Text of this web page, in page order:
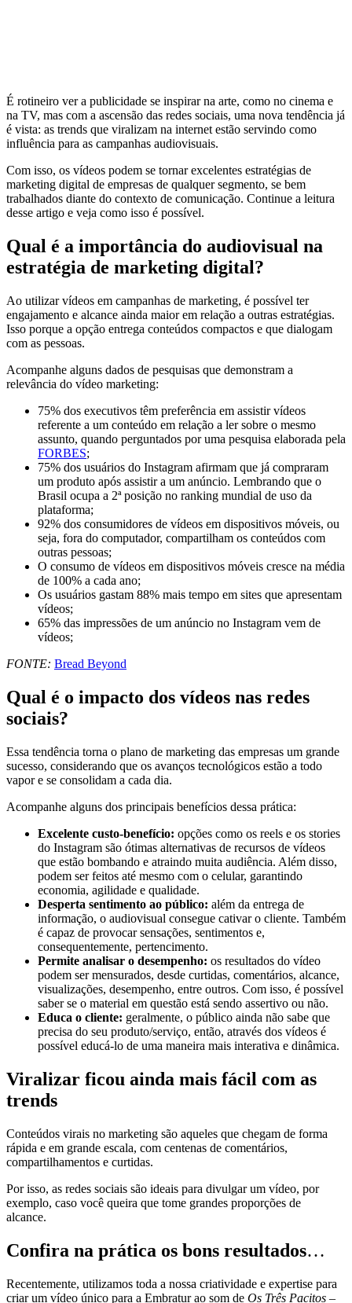
É rotineiro ver a publicidade se inspirar na arte, como no cinema e
na TV, mas com a ascensão das redes sociais, uma nova tendência já
é vista: as trends que viralizam na internet estão servindo como
influência para as campanhas audiovisuais.
Com isso, os vídeos podem se tornar excelentes estratégias de
marketing digital de empresas de qualquer segmento, se bem
trabalhados diante do contexto de comunicação. Continue a leitura
desse artigo e veja como isso é possível.
Qual é a importância do audiovisual na
estratégia de marketing digital?
Ao utilizar vídeos em campanhas de marketing, é possível ter
engajamento e alcance ainda maior em relação a outras estratégias.
Isso porque a opção entrega conteúdos compactos e que dialogam
com as pessoas.
Acompanhe alguns dados de pesquisas que demonstram a
relevância do vídeo marketing:
75% dos executivos têm preferência em assistir vídeos
referente a um conteúdo em relação a ler sobre o mesmo
assunto, quando perguntados por uma pesquisa elaborada pela
FORBES;
75% dos usuários do Instagram afirmam que já compraram
um produto após assistir a um anúncio. Lembrando que o
Brasil ocupa a 2ª posição no ranking mundial de uso da
plataforma;
92% dos consumidores de vídeos em dispositivos móveis, ou
seja, fora do computador, compartilham os conteúdos com
outras pessoas;
O consumo de vídeos em dispositivos móveis cresce na média
de 100% a cada ano;
Os usuários gastam 88% mais tempo em sites que apresentam
vídeos;
65% das impressões de um anúncio no Instagram vem de
vídeos;
FONTE: Bread Beyond
Qual é o impacto dos vídeos nas redes
sociais?
Essa tendência torna o plano de marketing das empresas um grande
sucesso, considerando que os avanços tecnológicos estão a todo
vapor e se consolidam a cada dia.
Acompanhe alguns dos principais benefícios dessa prática:
Excelente custo-benefício: opções como os reels e os stories
do Instagram são ótimas alternativas de recursos de vídeos
que estão bombando e atraindo muita audiência. Além disso,
podem ser feitos até mesmo com o celular, garantindo
economia, agilidade e qualidade.
Desperta sentimento ao público: além da entrega de
informação, o audiovisual consegue cativar o cliente. Também
é capaz de provocar sensações, sentimentos e,
consequentemente, pertencimento.
Permite analisar o desempenho: os resultados do vídeo
podem ser mensurados, desde curtidas, comentários, alcance,
visualizações, desempenho, entre outros. Com isso, é possível
saber se o material em questão está sendo assertivo ou não.
Educa o cliente: geralmente, o público ainda não sabe que
precisa do seu produto/serviço, então, através dos vídeos é
possível educá-lo de uma maneira mais interativa e dinâmica.
Viralizar ficou ainda mais fácil com as
trends
Conteúdos virais no marketing são aqueles que chegam de forma
rápida e em grande escala, com centenas de comentários,
compartilhamentos e curtidas.
Por isso, as redes sociais são ideais para divulgar um vídeo, por
exemplo, caso você queira que tome grandes proporções de
alcance.
Confira na prática os bons resultados…
Recentemente, utilizamos toda a nossa criatividade e expertise para
criar um vídeo único para a Embratur ao som de Os Três Pacitos –